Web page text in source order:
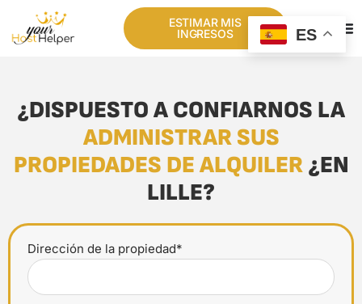
ESTIMAR MIS
INGRESOS
¿DISPUESTO A CONFIARNOS LA
ADMINISTRAR SUS
PROPIEDADES DE ALQUILER¿EN
LILLE?
Dirección de la propiedad*
ES